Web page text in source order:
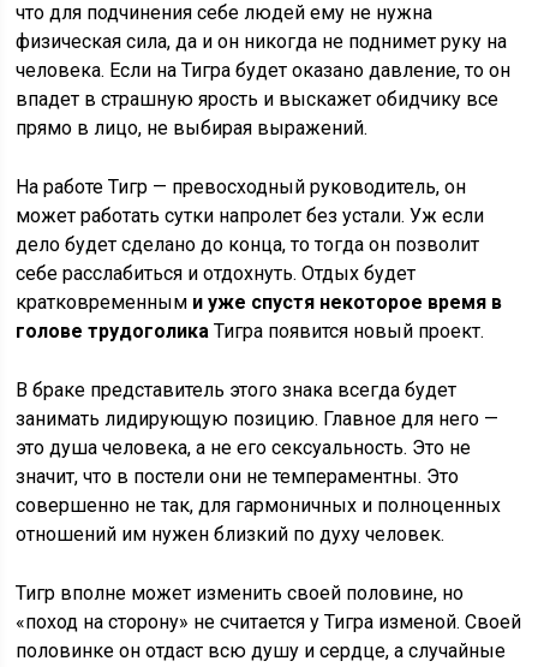
что для подчинения себе людей ему не нужна
физическая сила, да и он никогда не поднимет руку на
человека. Если на Тигра будет оказано давление, то он
впадет в страшную ярость и выскажет обидчику все
прямо в лицо, не выбирая выражений.
На работе Тигр — превосходный руководитель, он
может работать сутки напролет без устали. Уж если
дело будет сделано до конца, то тогда он позволит
себе расслабиться и отдохнуть. Отдых будет
кратковременным и уже спустя некоторое время в
голове трудоголика Тигра появится новый проект.
В браке представитель этого знака всегда будет
занимать лидирующую позицию. Главное для него —
это душа человека, а не его сексуальность. Это не
значит, что в постели они не темпераментны. Это
совершенно не так, для гармоничных и полноценных
отношений им нужен близкий по духу человек.
Тигр вполне может изменить своей половине, но
«поход на сторону» не считается у Тигра изменой. Своей
половинке он отдаст всю душу и сердце, а случайные